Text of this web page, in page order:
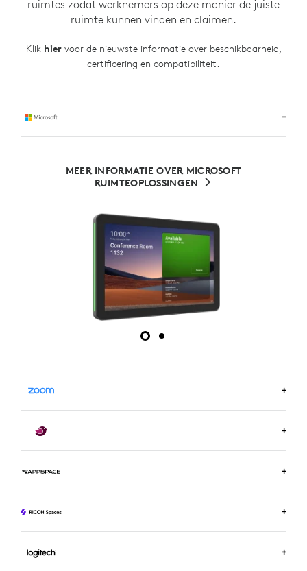
ruimtes zodat werknemers op deze manier de juiste
ruimte kunnen vinden en claimen.
Klik hiervoor de nieuwste informatie over beschikbaarheid,
certificering en compatibiliteit.
MEER INFORMATIE OVER MICROSOFT
RUIMTEOPLOSSINGEN